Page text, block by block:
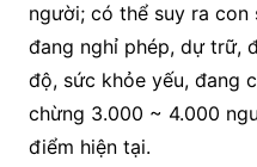
người; có thể suy ra
đang nghỉ phép, dự trữ,
độ, sức khỏe yếu, đang
chừng 3.000 ~ 4.000
điểm hiện tại.